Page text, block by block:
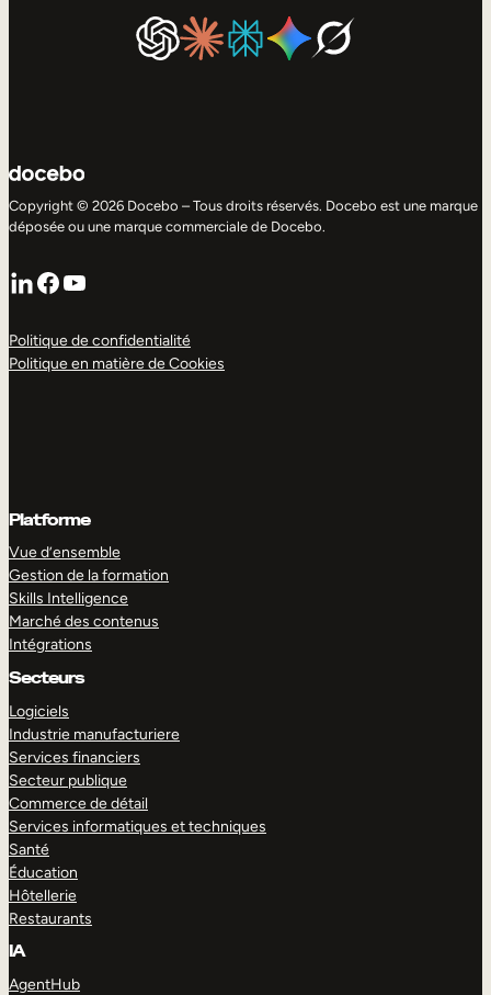
Copyright © 2026 Docebo – Tous droits réservés. Docebo est une marque
déposée ou une marque commerciale de Docebo.
LinkedIn
Facebook
YouTube
Politique de confidentialité
Politique en matière de Cookies
Platforme
Vue d’ensemble
Gestion de la formation
Skills Intelligence
Marché des contenus
Intégrations
Secteurs
Logiciels
Industrie manufacturiere
Services financiers
Secteur publique
Commerce de détail
Services informatiques et techniques
Santé
Éducation
Hôtellerie
Restaurants
IA
AgentHub